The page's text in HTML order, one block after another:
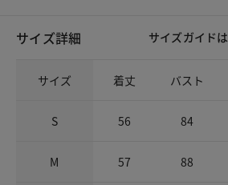
サイズ詳細 サイズガイドは
サイズ 着丈 バスト
S 56 84
M 57 88